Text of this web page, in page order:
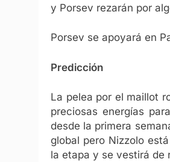
y Porsev rezarán por
Porsev se apoyará en
Predicción
La pelea por el maillot
preciosas energías
desde la primera
global pero Nizzolo
la etapa y se vestirá de